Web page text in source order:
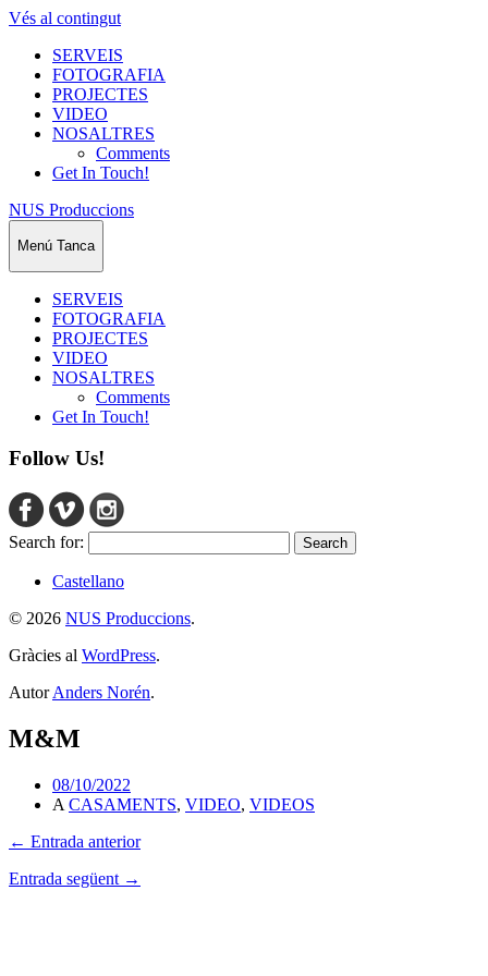
Vés al contingut
SERVEIS
FOTOGRAFIA
PROJECTES
VIDEO
NOSALTRES
Comments
Get In Touch!
NUS Produccions
Menú Tanca
SERVEIS
FOTOGRAFIA
PROJECTES
VIDEO
NOSALTRES
Comments
Get In Touch!
Follow Us!
Search for:
Castellano
© 2026 NUS Produccions.
Gràcies al WordPress.
AutorAnders Norén.
M&M
08/10/2022
A CASAMENTS, VIDEO, VIDEOS
← Entrada anterior
Entrada següent →